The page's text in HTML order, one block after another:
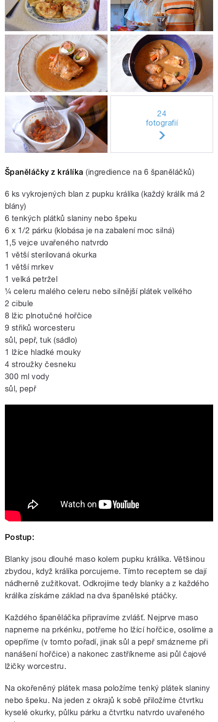
24
fotografií
Španěláčky z králíka (ingredience na 6 španěláčků)
6 ks vykrojených blan z pupku králíka (každý králík má 2
blány)
6 tenkých plátků slaniny nebo špeku
6 x 1/2 párku (klobása je na zabalení moc silná)
1,5 vejce uvařeného natvrdo
1 větší sterilovaná okurka
1 větší mrkev
1 velká petržel
¼ celeru malého celeru nebo silnější plátek velkého
2 cibule
8 lžic plnotučné hořčice
9 střiků worcesteru
sůl, pepř, tuk (sádlo)
1 lžíce hladké mouky
4 stroužky česneku
300 ml vody
sůl, pepř
Postup:
Blanky jsou dlouhé maso kolem pupku králíka. Většinou
zbydou, když králíka porcujeme. Tímto receptem se dají
nádherně zužitkovat. Odkrojíme tedy blanky a z každého
králíka získáme základ na dva španělské ptáčky.
Každého španěláčka připravíme zvlášť. Nejprve maso
napneme na prkénku, potřeme ho lžící hořčice, osolíme a
opepříme (v tomto pořadí, jinak sůl a pepř smázneme při
nanášení hořčice) a nakonec zastříkneme asi půl čajové
lžičky worcestru.
Na okořeněný plátek masa položíme tenký plátek slaniny
nebo špeku. Na jeden z okrajů k sobě přiložíme čtvrtku
kyselé okurky, půlku párku a čtvrtku natvrdo uvařeného